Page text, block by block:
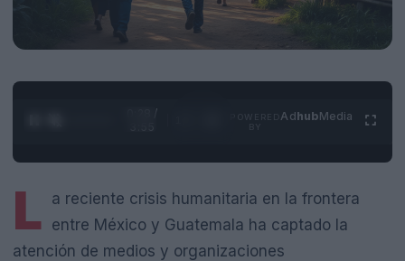
0:28 /
AdhubMedia
L a reciente crisis humanitaria en la frontera
entre México y Guatemala ha captado la
atención de medios y organizaciones